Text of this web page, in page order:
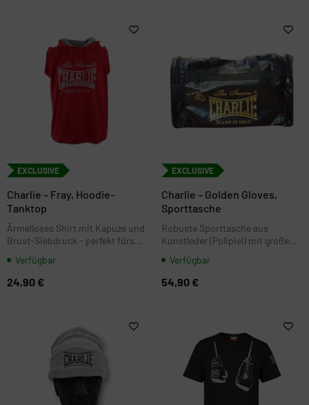
EXCLUSIVE
Charlie – Fray, Hoodie-
Tanktop
Ärmelloses Shirt mit Kapuze und
Brust-Siebdruck - perfekt fürs
Verfügbar
24,90 €
EXCLUSIVE
Charlie – Golden Gloves,
Sporttasche
Robuste Sporttasche aus
Kunstleder (Polipiel) mit großem
cm - ideal für Boxhandschuhe,
Bandagen & Gym-Equipment.
Verfügbar
54,90 €